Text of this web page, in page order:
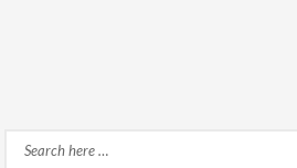
Search